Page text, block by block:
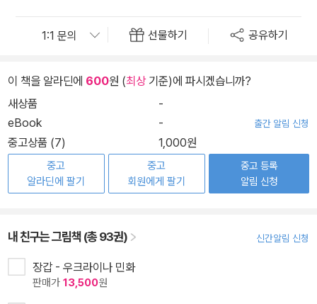
선물하기 공유하기
이 책을 알라딘에 600원 (최상기준)에 파시겠습니까?
새상품
-
eBook
- 출간 알림 신청
중고상품 (7) 1,000원
중고
알라딘에 팔기
중고
회원에게 팔기
중고 등록
알림 신청
내 친구는 그림책 (총 93권) 신간알림 신청
장갑 - 우크라이나 민화
판매가 13,500원